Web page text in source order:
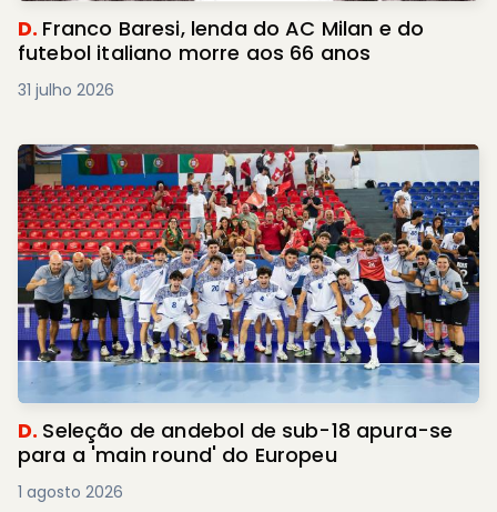
D. Franco Baresi, lenda do AC Milan e do
futebol italiano morre aos 66 anos
31 julho 2026
D. Seleção de andebol de sub-18 apura-se
para a 'main round' do Europeu
1 agosto 2026